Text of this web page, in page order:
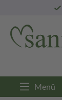
Menü